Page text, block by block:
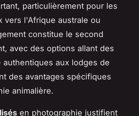
particulièrement pour les
vers l'Afrique australe ou
constitue le second
avec des options allant des
authentiques aux lodges de
des avantages spécifiques
animalière.
en photographie justifient